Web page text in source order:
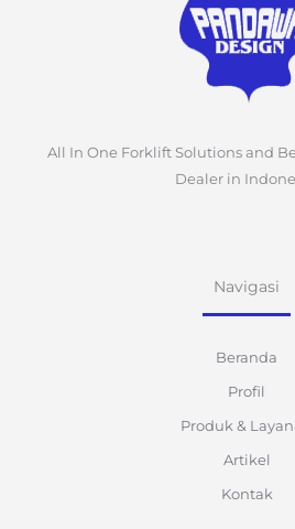
All In One Forklift Solutions and
Dealer in
Navigasi
Beranda
Profil
Produk &
Artikel
Kontak